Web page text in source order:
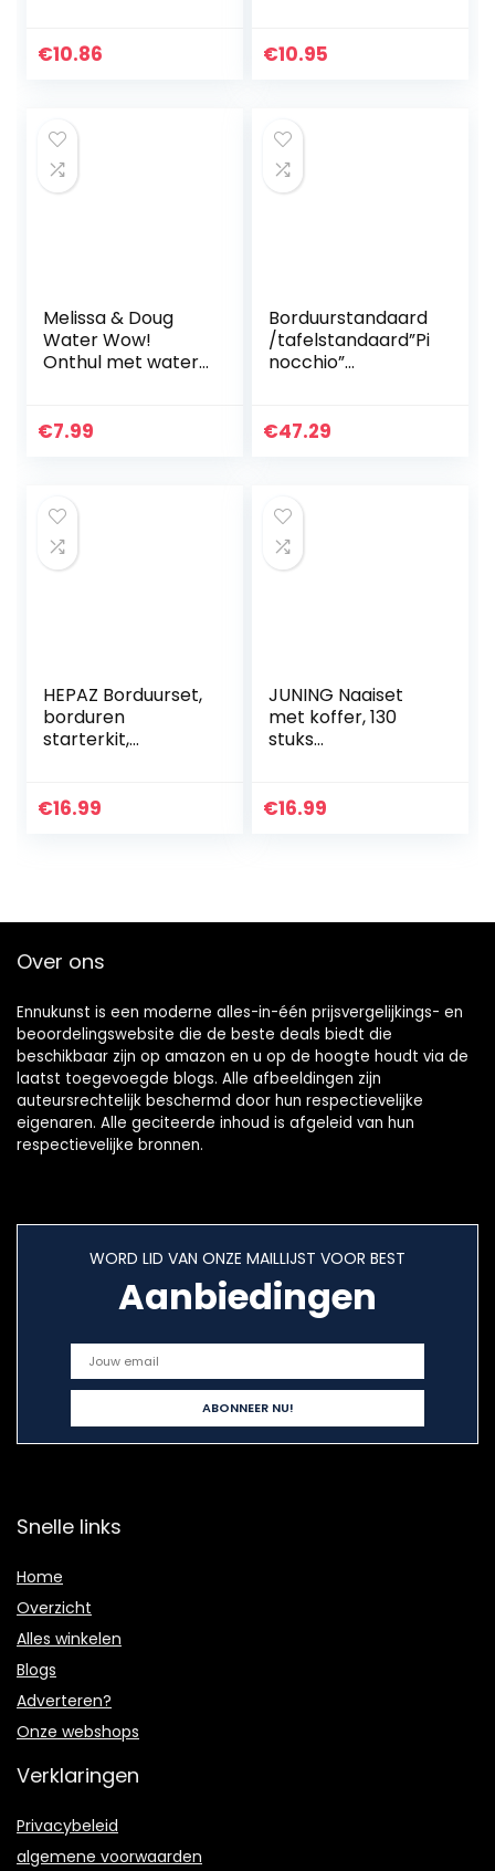
diamant schilderij
€10.86
puntig met
€10.95
Melissa & Doug
Water Wow!
Onthul met water
book, Reisspel,
€7.99
Borduurstandaard
/tafelstandaard”Pi
nocchio”
verstelbaar
€47.29
HEPAZ Borduurset,
borduren
starterkit,
stuks
€16.99
JUNING Naaiset
met koffer, 130
stuks
en noodgevallen,
€16.99
Over ons
Ennukunst is een moderne alles-in-één prijsvergelijkings- en
beoordelingswebsite die de beste deals biedt die
beschikbaar zijn op amazon en u op de hoogte houdt via de
laatst toegevoegde blogs. Alle afbeeldingen zijn
auteursrechtelijk beschermd door hun respectievelijke
eigenaren. Alle geciteerde inhoud is afgeleid van hun
respectievelijke bronnen.
WORD LID VAN ONZE MAILLIJST VOOR BEST
Aanbiedingen
Snelle links
Home
Overzicht
Alles winkelen
Blogs
Adverteren?
Onze webshops
Verklaringen
Privacybeleid
algemene voorwaarden